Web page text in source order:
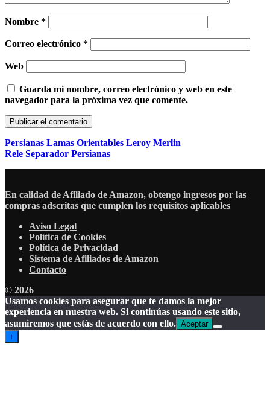
Nombre *
Correo electrónico *
Web
Guarda mi nombre, correo electrónico y web en este
navegador para la próxima vez que comente.
Persianas Lamas Orientables Leroy Merlin
Rele Separador Persianas
En calidad de Afiliado de Amazon, obtengo ingresos por las
compras adscritas que cumplen los requisitos aplicables
Aviso Legal
Política de Cookies
Política de Privacidad
Sistema de Afiliados de Amazon
Contacto
© 2026
Usamos cookies para asegurar que te damos la mejor
experiencia en nuestra web. Si continúas usando este sitio,
asumiremos que estás de acuerdo con ello. Aceptar
↑